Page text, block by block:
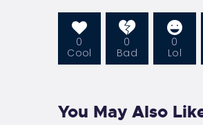
0
Cool
0
Bad
0
Lol
You May Also